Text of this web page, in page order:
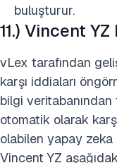
buluşturur.
11.) Vincent
vLex tarafından
karşı iddiaları
bilgi
otomatik olarak
olabilen yapay zeka
Vincent YZ